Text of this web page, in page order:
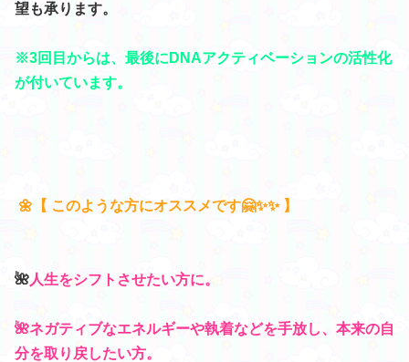
望も承ります。
※3回目からは、最後にDNAアクティベーションの活性化
が付いています。
🌼【 このような方にオススメです🤗✨✨ 】
🌺人生をシフトさせたい方に。
🌺ネガティブなエネルギーや執着などを手放し、本来の自
分を取り戻したい方。